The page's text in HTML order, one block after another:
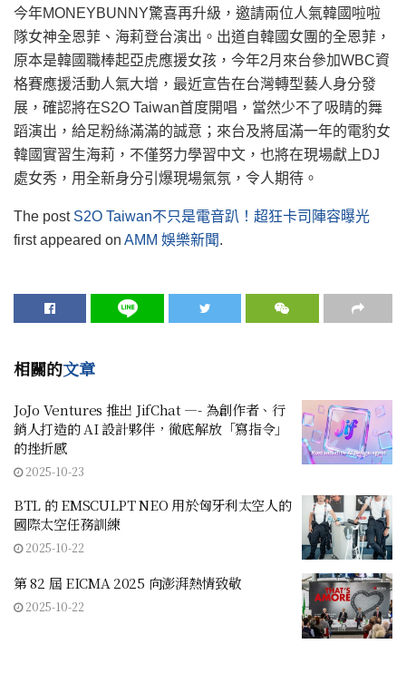
今年MONEYBUNNY驚喜再升級，邀請兩位人氣韓國啦啦
隊女神全恩菲、海莉登台演出。出道自韓國女團的全恩菲，
原本是韓國職棒起亞虎應援女孩，今年2月來台參加WBC資
格賽應援活動人氣大增，最近宣告在台灣轉型藝人身分發
展，確認將在S2O Taiwan首度開唱，當然少不了吸睛的舞
蹈演出，給足粉絲滿滿的誠意；來台及將屆滿一年的電豹女
韓國實習生海莉，不僅努力學習中文，也將在現場獻上DJ
處女秀，用全新身分引爆現場氣氛，令人期待。
The post S2O Taiwan不只是電音趴！超狂卡司陣容曝光
first appeared on AMM 娛樂新聞.
相關的文章
JoJo Ventures 推出 JifChat —- 為創作者、行
銷人打造的 AI 設計夥伴，徹底解放「寫指令」
的挫折感
2025-10-23
BTL 的 EMSCULPT NEO 用於匈牙利太空人的
國際太空任務訓練
2025-10-22
第 82 屆 EICMA 2025 向澎湃熱情致敬
2025-10-22